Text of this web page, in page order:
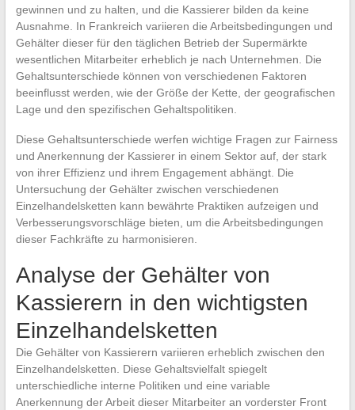
gewinnen und zu halten, und die Kassierer bilden da keine
Ausnahme. In Frankreich variieren die Arbeitsbedingungen und
Gehälter dieser für den täglichen Betrieb der Supermärkte
wesentlichen Mitarbeiter erheblich je nach Unternehmen. Die
Gehaltsunterschiede können von verschiedenen Faktoren
beeinflusst werden, wie der Größe der Kette, der geografischen
Lage und den spezifischen Gehaltspolitiken.
Diese Gehaltsunterschiede werfen wichtige Fragen zur Fairness
und Anerkennung der Kassierer in einem Sektor auf, der stark
von ihrer Effizienz und ihrem Engagement abhängt. Die
Untersuchung der Gehälter zwischen verschiedenen
Einzelhandelsketten kann bewährte Praktiken aufzeigen und
Verbesserungsvorschläge bieten, um die Arbeitsbedingungen
dieser Fachkräfte zu harmonisieren.
Analyse der Gehälter von
Kassierern in den wichtigsten
Einzelhandelsketten
Die Gehälter von Kassierern variieren erheblich zwischen den
Einzelhandelsketten. Diese Gehaltsvielfalt spiegelt
unterschiedliche interne Politiken und eine variable
Anerkennung der Arbeit dieser Mitarbeiter an vorderster Front